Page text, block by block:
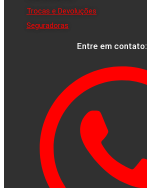
Trocas e Devoluções
Seguradoras
Entre em contato: